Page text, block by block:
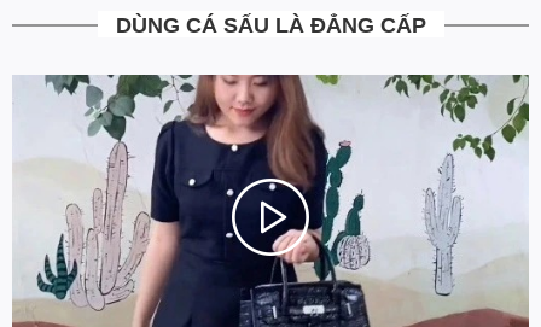
website, khác hoàn toàn với trả góp truyền thống qua các công ty
tài chính hiện tại. Ngồi tại nhà chỉ với một hình cmnd duyệt điện
=> Chúng tôi mong muốn những khách hàng thân yêu của mình
Mua Sắm Thật Dễ Dàng, và hơn hết là cảm thấy AN TÂM TUYỆT
ĐỐI khi đặt hàng tại website www.Ovenis.vn!
4. Được kiểm tra hàng không?
Bạn được quyền kiểm tra sản phẩm khi thanh toán để tránh nhận
hàng không ưng ý. Ngoài ra Ovenis còn có chính sách đổi trả
trong vòng 7 ngày kể từ ngày nhận hàng(Xem chi tiết).
DÙNG CÁ SẤU LÀ ĐẲNG CẤP